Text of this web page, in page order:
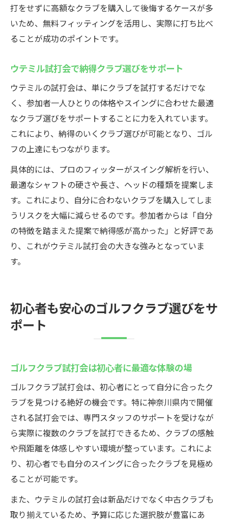
打をせずに高額なクラブを購入して後悔するケースが多
いため、無料フィッティングを活用し、実際に打ち比べ
ることが成功のポイントです。
ウテミル試打会で納得クラブ選びをサポート
ウテミルの試打会は、単にクラブを試打するだけでな
く、参加者一人ひとりの体格やスイングに合わせた最適
なクラブ選びをサポートすることに力を入れています。
これにより、納得のいくクラブ選びが可能となり、ゴル
フの上達にもつながります。
具体的には、プロのフィッターがスイング解析を行い、
最適なシャフトの硬さや長さ、ヘッドの種類を提案しま
す。これにより、自分に合わないクラブを購入してしま
うリスクを大幅に減らせるのです。参加者からは「自分
の特徴を踏まえた提案で納得感が高かった」と好評であ
り、これがウテミル試打会の大きな強みとなっていま
す。
初心者も安心のゴルフクラブ選びをサ
ポート
ゴルフクラブ試打会は初心者に最適な体験の場
ゴルフクラブ試打会は、初心者にとって自分に合ったク
ラブを見つける絶好の機会です。特に神奈川県内で開催
される試打会では、専門スタッフのサポートを受けなが
ら実際に複数のクラブを試打できるため、クラブの感触
や飛距離を体感しやすい環境が整っています。これによ
り、初心者でも自分のスイングに合ったクラブを見極め
ることが可能です。
また、ウテミルの試打会は新品だけでなく中古クラブも
取り揃えているため、予算に応じた選択肢が豊富にあ